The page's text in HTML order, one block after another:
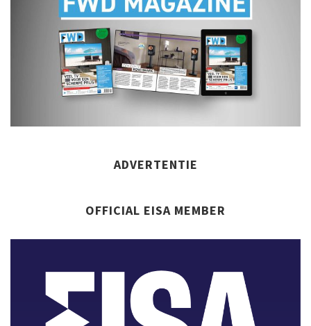
ADVERTENTIE
OFFICIAL EISA MEMBER